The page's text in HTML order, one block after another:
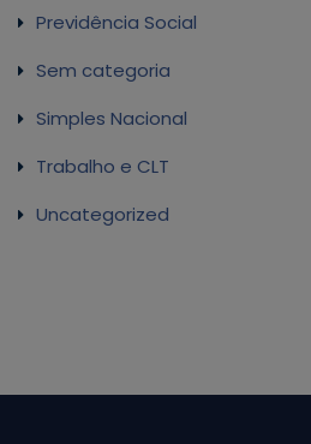
Previdência Social
Sem categoria
Simples Nacional
Trabalho e CLT
Uncategorized